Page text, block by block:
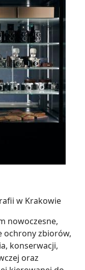
w Krakowie
nowoczesne,
ochrony zbiorów,
konserwacji,
oraz